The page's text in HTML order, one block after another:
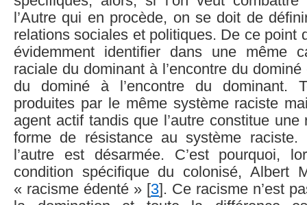
l’Autre qui en procède, on se doit de
relations sociales et politiques. De ce point
évidemment identifier dans une même
raciale du dominant à l’encontre du
du dominé à l’encontre du dominant.
produites par le même système raciste
agent actif tandis que l’autre constitue une
forme de résistance au système raciste.
l’autre est désarmée. C’est pourquoi,
condition spécifique du colonisé, Albert
« racisme édenté » [3]. Ce racisme n’est